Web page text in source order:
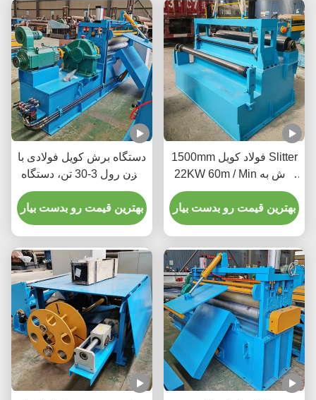
دستگاه برش کویل فولادی با
وزن رول 3-30 تن، دستگاه
200 متر در دقیقه
بهترین قیمت رو بدست بیار
1500mm فولاد کویل Slitter
22KW 60m / Min برش به
اندازه مناسب و اشکال
بهترین قیمت رو بدست بیار